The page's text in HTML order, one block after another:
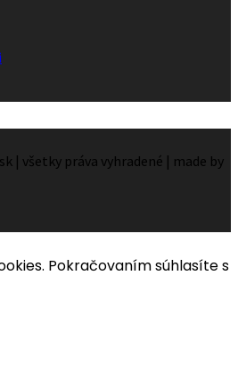
| všetky práva vyhradené | made by
Pokračovaním súhlasíte s